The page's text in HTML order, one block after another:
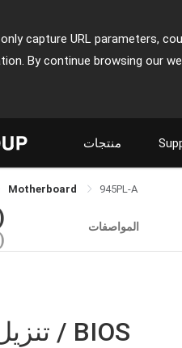
capture URL parameters,
By continue browsing our
منتجات
Motherboard 945PL-A
المواصفات
تنزيل ناقل الحركة / BIOS